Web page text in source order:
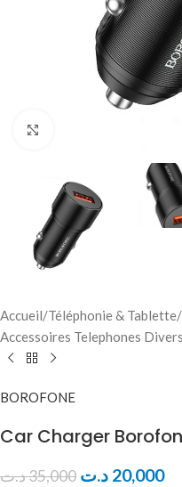
Accueil Téléphonie & Tablette
Accessoires Telephones Divers
BOROFONE
Car Charger
35,000د.ت 20,000 د.ت